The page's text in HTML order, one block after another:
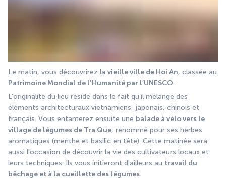
Le matin, vous découvrirez la vieille ville de Hoi An
Patrimoine Mondial de l'Humanité par l’UNESCO.
L’originalité du lieu réside dans le fait qu’il mélange des
éléments architecturaux vietnamiens, japonais, chinois et
français. Vous entamerez ensuite une balade à vélo vers le
village de légumes de Tra Que, renommé pour ses herbes
aromatiques (menthe et basilic en tête). Cette matinée sera
aussi l'occasion de découvrir la vie des cultivateurs locaux et
leurs techniques. Ils vous initieront d'ailleurs au travail du
bêchage et à la cueillette des légumes.